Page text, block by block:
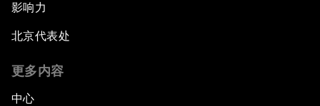
影响力
北京代表处
更多内容
中心